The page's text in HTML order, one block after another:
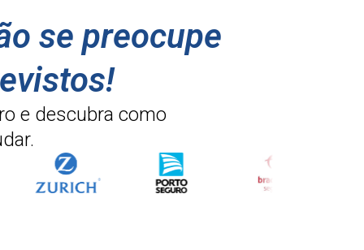
se preocupe
e descubra como